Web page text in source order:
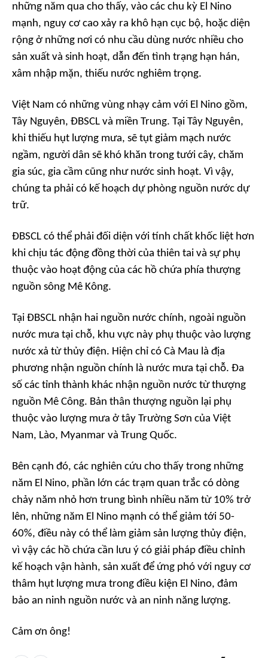
những năm qua cho thấy, vào các chu kỳ El Nino
mạnh, nguy cơ cao xảy ra khô hạn cục bộ, hoặc diện
rộng ở những nơi có nhu cầu dùng nước nhiều cho
sản xuất và sinh hoạt, dẫn đến tình trạng hạn hán,
xâm nhập mặn, thiếu nước nghiêm trọng.
Việt Nam có những vùng nhạy cảm với El Nino gồm,
Tây Nguyên, ĐBSCL và miền Trung. Tại Tây Nguyên,
khi thiếu hụt lượng mưa, sẽ tụt giảm mạch nước
ngầm, người dân sẽ khó khăn trong tưới cây, chăm
gia súc, gia cầm cũng như nước sinh hoạt. Vì vậy,
chúng ta phải có kế hoạch dự phòng nguồn nước dự
trữ.
ĐBSCL có thể phải đối diện với tính chất khốc liệt hơn
khi chịu tác động đồng thời của thiên tai và sự phụ
thuộc vào hoạt động của các hồ chứa phía thượng
nguồn sông Mê Kông.
Tại ĐBSCL nhận hai nguồn nước chính, ngoài nguồn
nước mưa tại chỗ, khu vực này phụ thuộc vào lượng
nước xả từ thủy điện. Hiện chỉ có Cà Mau là địa
phương nhận nguồn chính là nước mưa tại chỗ. Đa
số các tỉnh thành khác nhận nguồn nước từ thượng
nguồn Mê Công. Bản thân thượng nguồn lại phụ
thuộc vào lượng mưa ở tây Trường Sơn của Việt
Nam, Lào, Myanmar và Trung Quốc.
Bên cạnh đó, các nghiên cứu cho thấy trong những
năm El Nino, phần lớn các trạm quan trắc có dòng
chảy năm nhỏ hơn trung bình nhiều năm từ 10% trở
lên, những năm El Nino mạnh có thể giảm tới 50-
60%, điều này có thể làm giảm sản lượng thủy điện,
vì vậy các hồ chứa cần lưu ý có giải pháp điều chỉnh
kế hoạch vận hành, sản xuất để ứng phó với nguy cơ
thâm hụt lượng mưa trong điều kiện El Nino, đảm
bảo an ninh nguồn nước và an ninh năng lượng.
Cảm ơn ông!